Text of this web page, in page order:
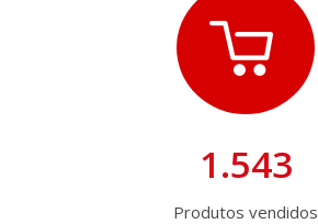
1.543
Produtos vendidos